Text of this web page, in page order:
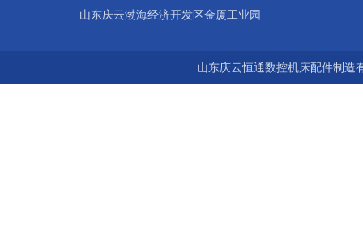
山东庆云渤海经济开发区金厦工业园
山东庆云恒通数控机床配件制